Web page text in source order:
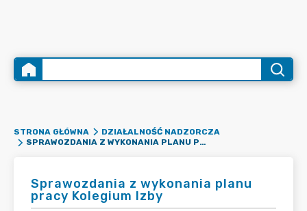
STRONA GŁÓWNA
DZIAŁALNOŚĆ NADZORCZA
SPRAWOZDANIA Z WYKONANIA PLANU PRACY KOLEGIUM IZBY
Sprawozdania z wykonania planu
pracy Kolegium Izby